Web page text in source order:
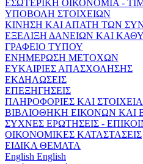
ΕΣΩΤΕΡΙΚΗ ΟΙΚΟΝΟΜΙΑ -
ΥΠΟΒΟΛΗ ΣΤΟΙΧΕΙΩΝ
ΚΙΝΗΣΗ ΚΑΙ ΑΠΑΤΗ ΤΩΝ
ΕΞΕΛΙΞΗ ΔΑΝΕΙΩΝ ΚΑΙ
ΓΡΑΦΕΙΟ ΤΥΠΟΥ
ΕΝΗΜΕΡΩΣΗ ΜΕΤΟΧΩΝ
ΕΥΚΑΙΡΙΕΣ ΑΠΑΣΧΟΛΗΣΗΣ
ΕΚΔΗΛΩΣΕΙΣ
ΕΠΕΞΗΓΗΣΕΙΣ
ΠΛΗΡΟΦΟΡΙΕΣ ΚΑΙ
ΒΙΒΛΙΟΘΗΚΗ ΕΙΚΟΝΩΝ ΚΑΙ
ΣΥΧΝΕΣ ΕΡΩΤΗΣΕΙΣ -
ΟΙΚΟΝΟΜΙΚΕΣ ΚΑΤΑΣΤΑΣΕΙΣ
ΕΙΔΙΚΑ ΘΕΜΑΤΑ
English English